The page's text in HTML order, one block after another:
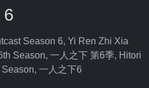
6
Season 6, Yi Ren Zhi Xia
Season, 一人之下 第6季, Hitori
一人之下6